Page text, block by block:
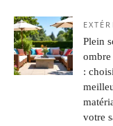
Plein
ombre
:
votre